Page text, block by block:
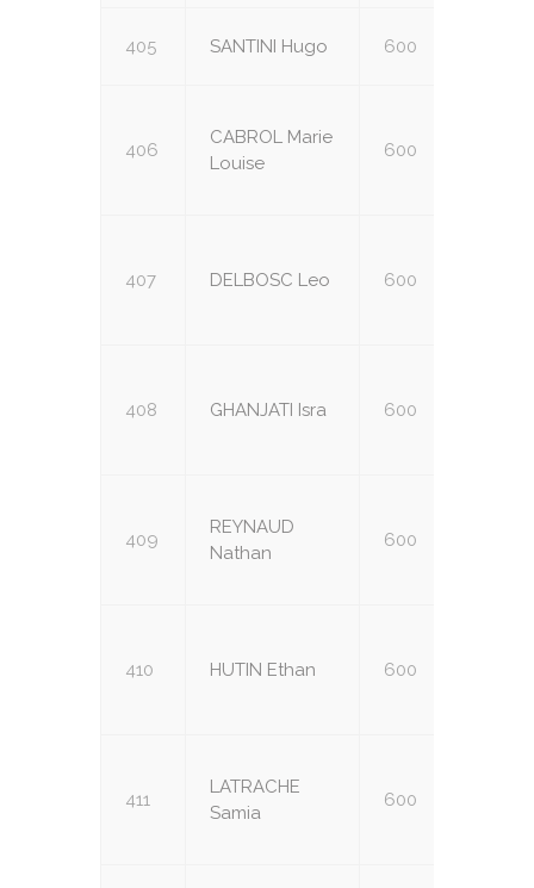
405 SANTINI Hugo 600
406
CABROL Marie
Louise
600
407 DELBOSC Leo 600
408 GHANJATI Isra 600
409
REYNAUD
Nathan
600
410 HUTIN Ethan 600
411
LATRACHE
Samia
600